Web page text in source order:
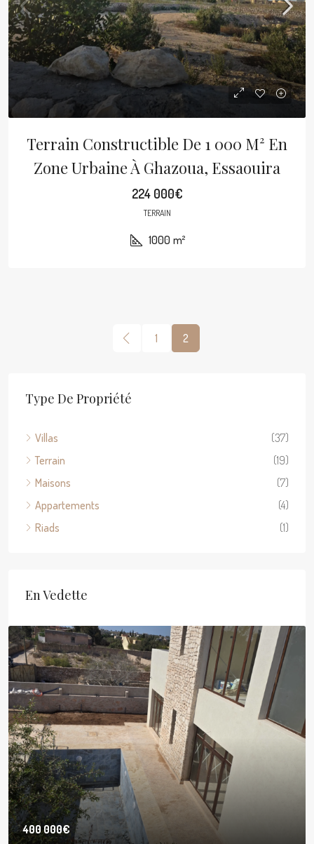
Terrain Constructible De 1 000 M² En
Zone Urbaine À Ghazoua, Essaouira
224 000€
TERRAIN
1000 m²
1 2
Type De Propriété
Villas
(37)
Terrain
(19)
Maisons
(7)
Appartements
(4)
Riads
(1)
En Vedette
400 000€